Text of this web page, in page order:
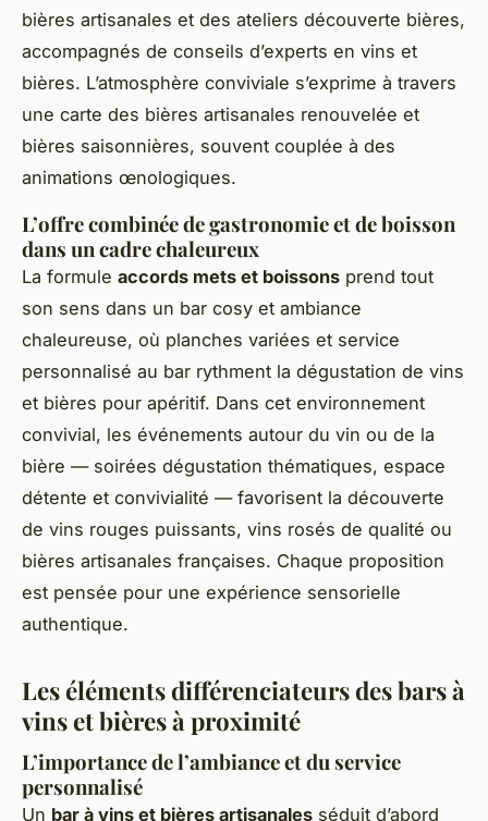
bières artisanales et des ateliers découverte bières,
accompagnés de conseils d’experts en vins et
bières. L’atmosphère conviviale s’exprime à travers
une carte des bières artisanales renouvelée et
bières saisonnières, souvent couplée à des
animations œnologiques.
L’offre combinée de gastronomie et de boisson
dans un cadre chaleureux
La formule accords mets et boissons prend tout
son sens dans un bar cosy et ambiance
chaleureuse, où planches variées et service
personnalisé au bar rythment la dégustation de vins
et bières pour apéritif. Dans cet environnement
convivial, les événements autour du vin ou de la
bière — soirées dégustation thématiques, espace
détente et convivialité — favorisent la découverte
de vins rouges puissants, vins rosés de qualité ou
bières artisanales françaises. Chaque proposition
est pensée pour une expérience sensorielle
authentique.
Les éléments différenciateurs des bars à
vins et bières à proximité
L’importance de l’ambiance et du service
personnalisé
Un bar à vins et bières artisanales séduit d’abord